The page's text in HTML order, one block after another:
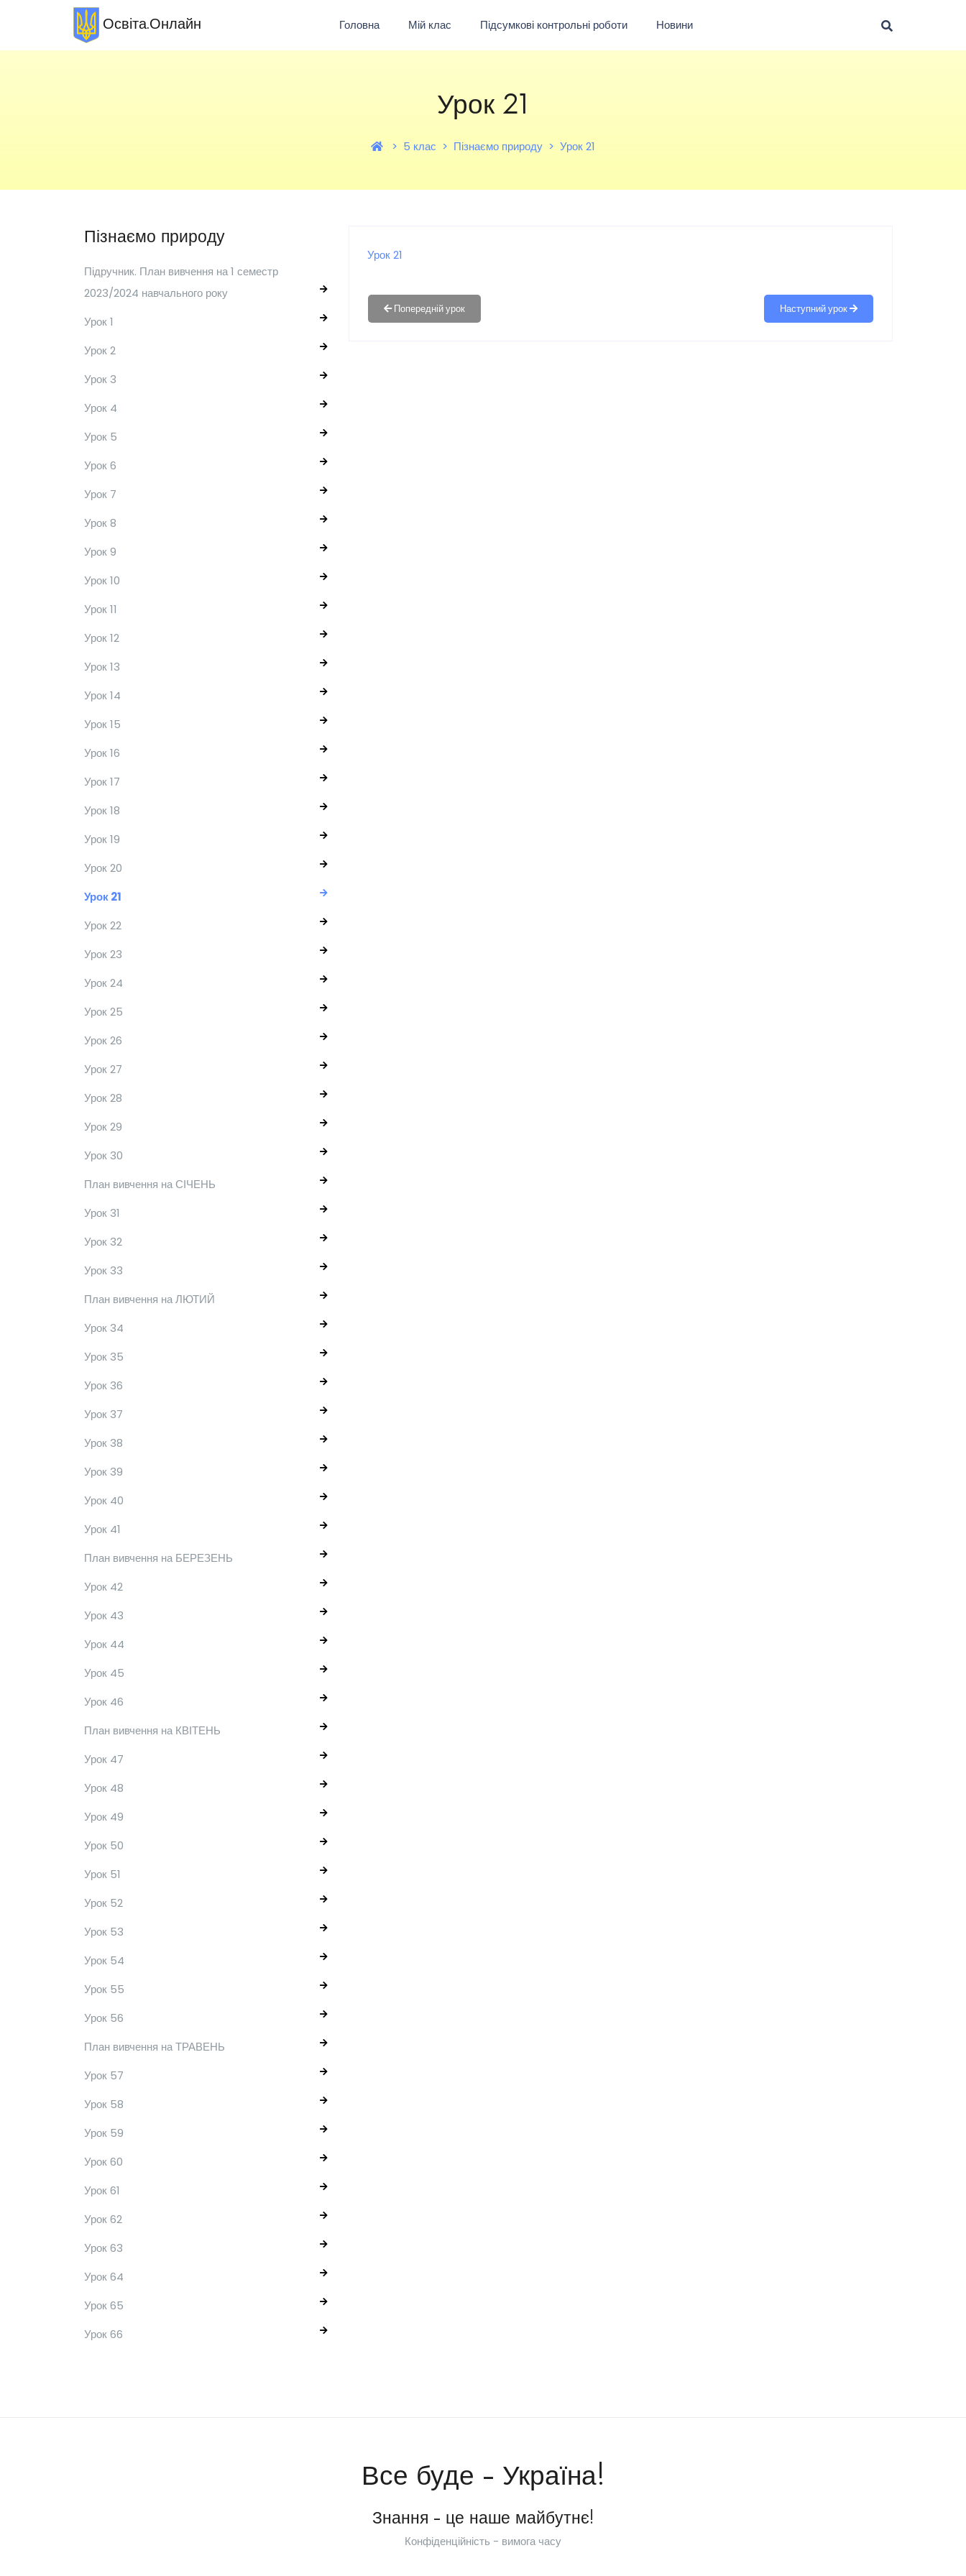
Освіта.Онлайн Головна Мій клас Підсумкові контрольні роботи Новини
Урок 21
5 клас Пізнаємо природу Урок 21
Пізнаємо природу
Підручник. План вивчення на 1 семестр
2023/2024 навчального року
Урок 1
Урок 2
Урок 3
Урок 4
Урок 5
Урок 6
Урок 7
Урок 8
Урок 9
Урок 10
Урок 11
Урок 12
Урок 13
Урок 14
Урок 15
Урок 16
Урок 17
Урок 18
Урок 19
Урок 20
Урок 21
Урок 22
Урок 23
Урок 24
Урок 25
Урок 26
Урок 27
Урок 28
Урок 29
Урок 30
План вивчення на СІЧЕНЬ
Урок 31
Урок 32
Урок 33
План вивчення на ЛЮТИЙ
Урок 34
Урок 35
Урок 36
Урок 37
Урок 38
Урок 39
Урок 40
Урок 41
План вивчення на БЕРЕЗЕНЬ
Урок 42
Урок 43
Урок 44
Урок 45
Урок 46
План вивчення на КВІТЕНЬ
Урок 47
Урок 48
Урок 49
Урок 50
Урок 51
Урок 52
Урок 53
Урок 54
Урок 55
Урок 56
План вивчення на ТРАВЕНЬ
Урок 57
Урок 58
Урок 59
Урок 60
Урок 61
Урок 62
Урок 63
Урок 64
Урок 65
Урок 66
Урок 21
Наступний урок
Все буде - Україна!
Знання - це наше майбутнє!
Конфіденційність - вимога часу